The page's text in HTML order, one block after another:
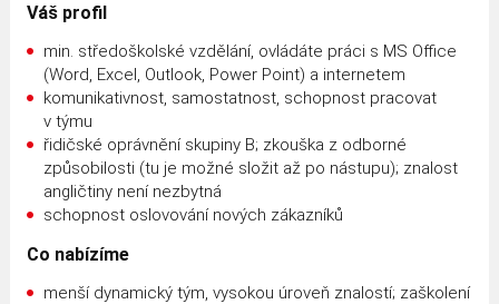
Váš profil
min. středoškolské vzdělání, ovládáte práci s MS Office
(Word, Excel, Outlook, Power Point) a internetem
komunikativnost, samostatnost, schopnost pracovat
v týmu
řidičské oprávnění skupiny B; zkouška z odborné
způsobilosti (tu je možné složit až po nástupu); znalost
angličtiny není nezbytná
schopnost oslovování nových zákazníků
Co nabízíme
menší dynamický tým, vysokou úroveň znalostí; zaškolení